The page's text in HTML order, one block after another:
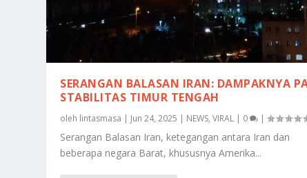
SERANGAN BALASAN IRAN: DAMPAKNYA
STABILITAS TIMUR TENGAH
oleh lintasmasa | Jun 24, 2025 | NEWS,VIRAL | 0 |
Serangan Balasan Iran, ketegangan antara Iran dan
beberapa negara Barat, khususnya Amerika...